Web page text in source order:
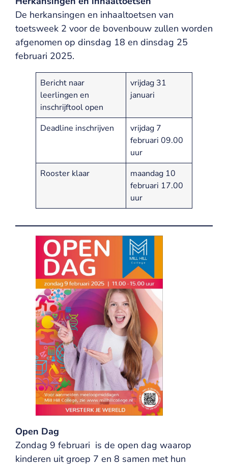
De herkansingen en inhaaltoetsen van
toetsweek 2 voor de bovenbouw zullen worden
afgenomen op dinsdag 18 en dinsdag 25
februari 2025.
Bericht naar
leerlingen en
inschrijftool open
vrijdag 31
januari
Deadline inschrijven
vrijdag 7
februari 09.00
uur
Rooster klaar
maandag 10
februari 17.00
uur
Open Dag
Zondag 9 februari is de open dag waarop
kinderen uit groep 7 en 8 samen met hun